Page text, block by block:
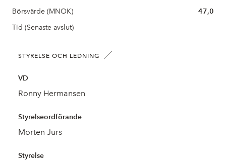
Börsvärde (MNOK)
47,0
Tid (Senaste avslut)
STYRELSE OCH LEDNING
VD
Ronny Hermansen
Styrelseordförande
Morten Jurs
Styrelse